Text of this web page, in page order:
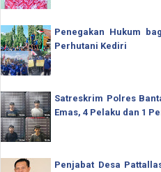
Penegakan Hukum
Perhutani Kediri
Satreskrim Polres
Emas, 4 Pelaku dan 1
Penjabat Desa